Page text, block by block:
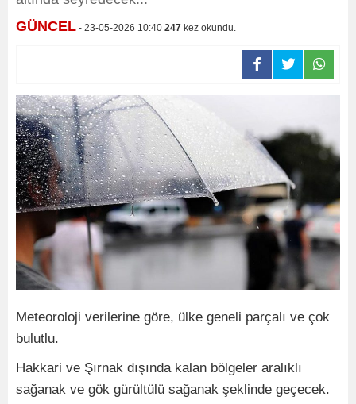
GÜNCEL - 23-05-2026 10:40 247 kez okundu.
Meteoroloji verilerine göre, ülke geneli parçalı ve çok
bulutlu.
Hakkari ve Şırnak dışında kalan bölgeler aralıklı
sağanak ve gök gürültülü sağanak şeklinde geçecek.